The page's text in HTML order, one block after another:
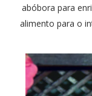
abóbora para
alimento para o